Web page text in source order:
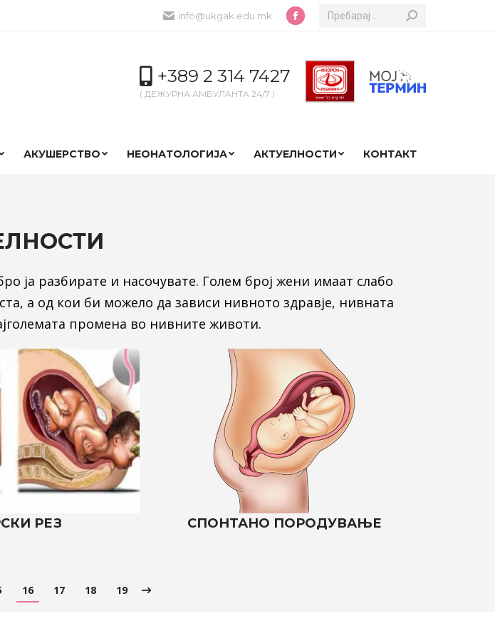
info@ukgak.edu.mk
Facebook
opens
Search:
+389 2 314 7427
( ДЕЖУРНА АМБУЛАНТА 24/7 )
АКУШЕРСТВО НЕОНАТОЛОГИЈА АКТУЕЛНОСТИ КОНТАКТ
ја разбирате и насочувате. Голем број жени имаат слабо
а од кои би можело да зависи нивното здравје, нивната
промена во нивните животи.
РЕЗ СПОНТАНО ПОРОДУВАЊЕ
16 17 18 19